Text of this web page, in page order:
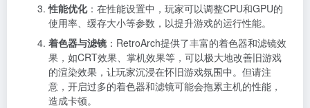
性能优化：在性能设置中，玩家可以调整CPU和GPU的
使用率、缓存大小等参数，以提升游戏的运行性能。
着色器与滤镜 ：RetroArch提供了丰富的着色器和滤镜效
果，如CRT效果、掌机效果等，可以极大地改善旧游戏
的渲染效果，让玩家沉浸在怀旧游戏氛围中。但请注
意，开启过多的着色器和滤镜可能会拖累主机的性能，
造成卡顿。